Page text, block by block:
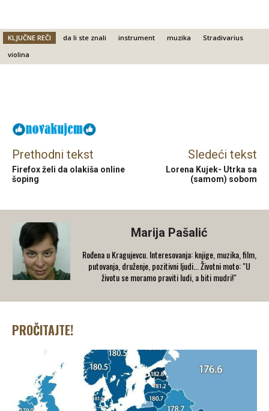
KLJUČNE REČI da li ste znali instrument muzika
Stradivarius
violina
Prethodni tekst
Firefox želi da olakiša online
šoping
Sledeći tekst
Lorena Kujek- Utrka sa
(samom) sobom
Marija Pašalić
​Rođena u Kragujevcu. Interesovanja: knjige, muzika, film,
putovanja, druženje, pozitivni ljudi... Životni moto: "U
životu se moramo praviti ludi, a biti mudri!"
PROČITAJTE!